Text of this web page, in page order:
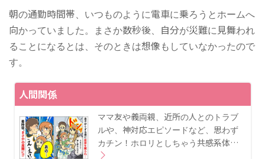
朝の通勤時間帯、いつものように電車に乗ろうとホームへ
向かっていました。まさか数秒後、自分が災難に見舞われ
ることになるとは、そのときは想像もしていなかったので
す。
人間関係
ママ友や義両親、近所の人とのトラブ
ルや、神対応エピソードなど、思わず
カチン！ホロリとしちゃう共感系体…